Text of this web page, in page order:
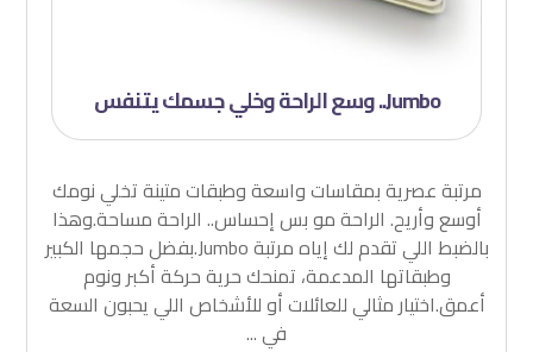
Jumbo.. وسع الراحة وخلي جسمك يتنفس
مرتبة عصرية بمقاسات واسعة وطبقات متينة تخلي نومك
أوسع وأريح. الراحة مو بس إحساس.. الراحة مساحة.وهذا
بالضبط اللي تقدم لك إياه مرتبة Jumbo.بفضل حجمها الكبير
وطبقاتها المدعمة، تمنحك حرية حركة أكبر ونوم
أعمق.اختيار مثالي للعائلات أو للأشخاص اللي يحبون السعة
في ...